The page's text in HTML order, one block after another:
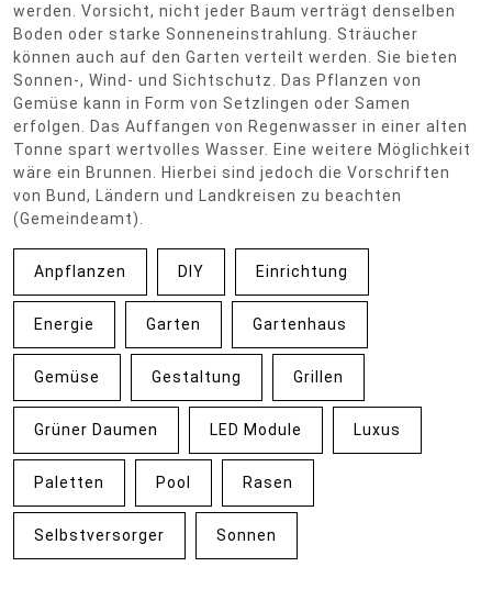
werden. Vorsicht, nicht jeder Baum verträgt denselben
Boden oder starke Sonneneinstrahlung. Sträucher
können auch auf den Garten verteilt werden. Sie bieten
Sonnen-, Wind- und Sichtschutz. Das Pflanzen von
Gemüse kann in Form von Setzlingen oder Samen
erfolgen. Das Auffangen von Regenwasser in einer alten
Tonne spart wertvolles Wasser. Eine weitere Möglichkeit
wäre ein Brunnen. Hierbei sind jedoch die Vorschriften
von Bund, Ländern und Landkreisen zu beachten
(Gemeindeamt).
Anpflanzen DIY Einrichtung
Energie Garten Gartenhaus
Gemüse Gestaltung Grillen
Grüner Daumen LED Module Luxus
Paletten Pool Rasen
Selbstversorger Sonnen